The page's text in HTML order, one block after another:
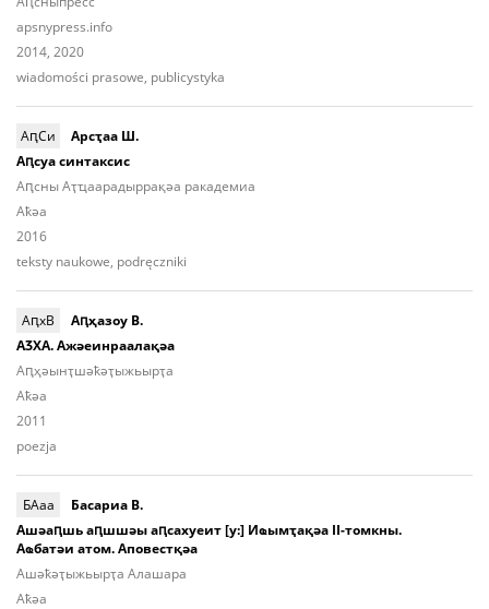
apsnypress.info
2014, 2020
wiadomości prasowe, publicystyka
АԥСи
Арсҭаа Ш.
Аԥсуа синтаксис
Аԥсны Аҭҵаарадыррақәа ракадемиа
Aҟәа
2016
teksty naukowe, podręczniki
АԥхВ
Аԥҳазоу В.
АӠХА. Ажәеинраалақәа
Aԥ­ҳәынҭ­шәҟәҭы­жьыр­ҭа
Aҟәа
2011
poezja
БАаа
Басариа В.
Ашәаԥшь аԥшшәы аԥсахуеит [у:] Иҩымҭақәа II-томкны.
Аҩбатәи атом. Аповестқәа
Ашә­ҟәҭы­жьыр­ҭа Алашара
Aҟәа